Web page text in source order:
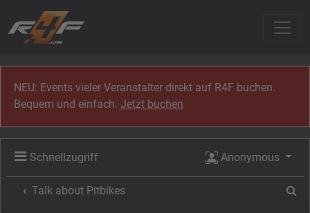
NEU: Events vieler Veranstalter direkt auf R4F buchen.
Bequem und einfach.Jetzt buchen
Schnellzugriff Anonymous
Talk about Pitbikes